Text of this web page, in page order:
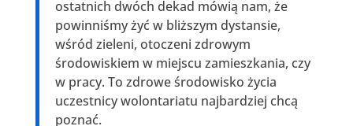
ostatnich dwóch dekad mówią nam, że
powinniśmy żyć w bliższym dystansie,
wśród zieleni, otoczeni zdrowym
środowiskiem w miejscu zamieszkania, czy
w pracy. To zdrowe środowisko życia
uczestnicy wolontariatu najbardziej chcą
poznać.